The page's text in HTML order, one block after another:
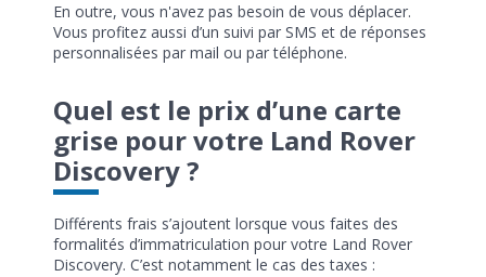
En outre, vous n'avez pas besoin de vous déplacer.
Vous profitez aussi d’un suivi par SMS et de réponses
personnalisées par mail ou par téléphone.
Quel est le prix d’une carte
grise pour votre Land Rover
Discovery ?
Différents frais s’ajoutent lorsque vous faites des
formalités d’immatriculation pour votre Land Rover
Discovery. C’est notamment le cas des taxes :